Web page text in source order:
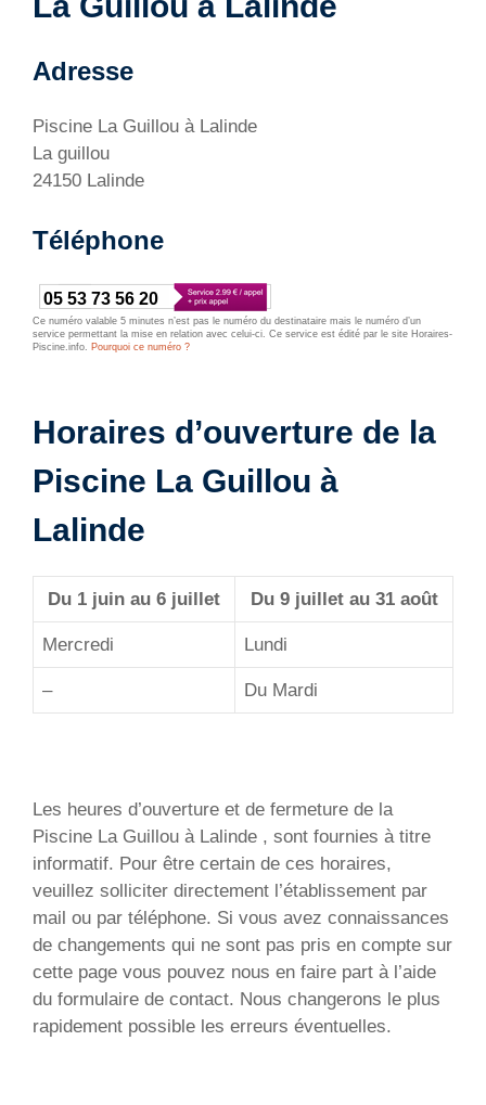
Adresse
Piscine La Guillou à Lalinde
La guillou
24150 Lalinde
Téléphone
05 53 73 56 20
Ce numéro valable 5 minutes n’est pas le numéro du destinataire mais le numéro d’un
service permettant la mise en relation avec celui-ci. Ce service est édité par le site Horaires-
Piscine.info. Pourquoi ce numéro ?
Horaires d’ouverture de la
Piscine La Guillou à
Lalinde
Du 1 juin au 6 juillet Du 9 juillet au 31 août
Mercredi Lundi
– Du Mardi
Les heures d’ouverture et de fermeture de la
Piscine La Guillou à Lalinde , sont fournies à titre
informatif. Pour être certain de ces horaires,
veuillez solliciter directement l’établissement par
mail ou par téléphone. Si vous avez connaissances
de changements qui ne sont pas pris en compte sur
cette page vous pouvez nous en faire part à l’aide
du formulaire de contact. Nous changerons le plus
rapidement possible les erreurs éventuelles.